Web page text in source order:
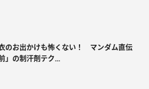
のお出かけも怖くない！ マンダム直伝
」の制汗剤テク...